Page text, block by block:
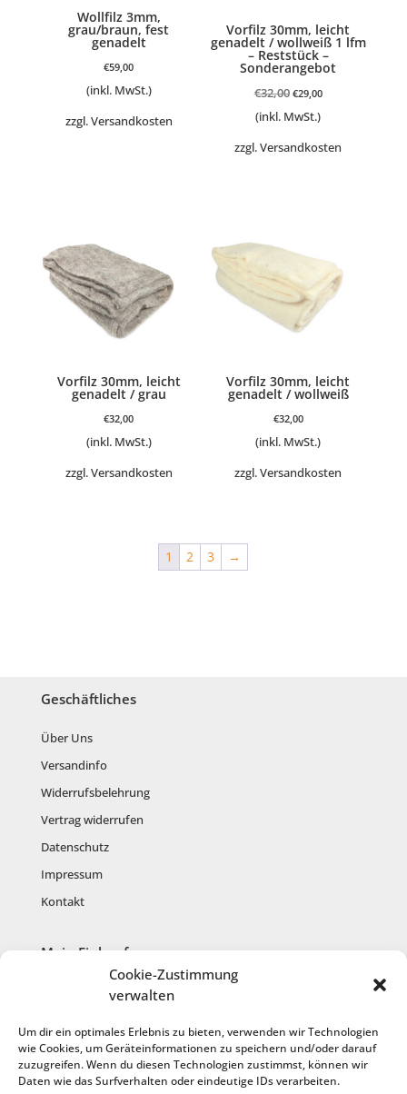
Cookie-Zustimmung
verwalten
Um dir ein optimales Erlebnis zu bieten, verwenden wir Technologien
wie Cookies, um Geräteinformationen zu speichern und/oder darauf
zuzugreifen. Wenn du diesen Technologien zustimmst, können wir
Daten wie das Surfverhalten oder eindeutige IDs verarbeiten.
Wollfilz 3mm,
grau/braun, fest
genadelt
€59,00
(inkl. MwSt.)
zzgl.Versandkosten
Vorfilz 30mm, leicht
genadelt / wollweiß 1 lfm
– Reststück –
Sonderangebot
€32,00Ursprünglicher
Preis
€29,00Aktueller
(inkl. MwSt.)
zzgl.Versandkosten
Vorfilz 30mm, leicht
genadelt / grau
€32,00
(inkl. MwSt.)
zzgl.Versandkosten
Vorfilz 30mm, leicht
genadelt / wollweiß
€32,00
(inkl. MwSt.)
zzgl.Versandkosten
1 2 3 →
Geschäftliches
Über Uns
Versandinfo
Widerrufsbelehrung
Vertrag widerrufen
Datenschutz
Impressum
Kontakt
Mein Einkauf
Kasse
Anmelden